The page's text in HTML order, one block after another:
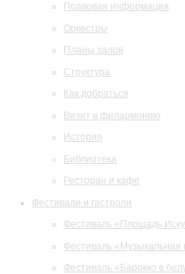
Правовая информация
Оркестры
Планы залов
Структура
Как добраться
Визит в филармонию
История
Библиотека
Ресторан и кафе
Фестивали и гастроли
Фестиваль «Площадь
Фестиваль «Музыкальная
Фестиваль «Барокко в